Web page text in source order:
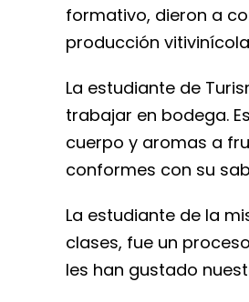
formativo, dieron a
producción
La estudiante de
trabajar en bodega.
cuerpo y aromas a
conformes con su
La estudiante de la
clases, fue un
les han gustado